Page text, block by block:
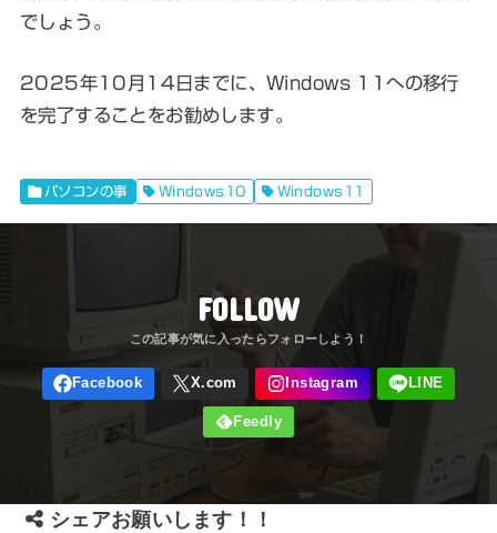
でしょう。
2025年10月14日までに、Windows 11への移行
を完了することをお勧めします。
パソコンの事 Windows10 Windows11
FOLLOW
シェアお願いします！！